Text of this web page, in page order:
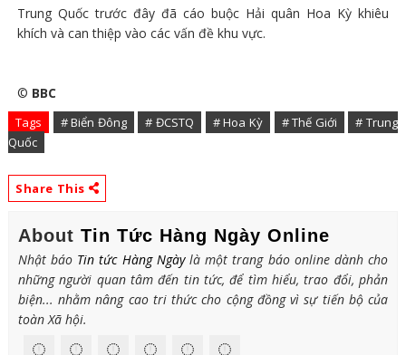
Trung Quốc trước đây đã cáo buộc Hải quân Hoa Kỳ khiêu
khích và can thiệp vào các vấn đề khu vực.
© BBC
Tags # Biển Đông # ĐCSTQ # Hoa Kỳ # Thế Giới
# Trung
Quốc
Share This
About Tin Tức Hàng Ngày Online
Nhật báo Tin tức Hàng Ngàylà một trang báo online dành cho
những người quan tâm đến tin tức, để tìm hiểu, trao đổi, phản
biện... nhằm nâng cao tri thức cho cộng đồng vì sự tiến bộ của
toàn Xã hội.